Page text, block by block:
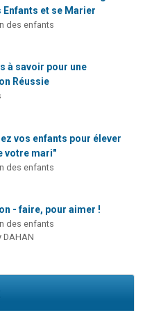
Enfants et se Marier
des enfants
à savoir pour une
Réussie
vos enfants pour élever
votre mari"
des enfants
- faire, pour aimer !
des enfants
DAHAN